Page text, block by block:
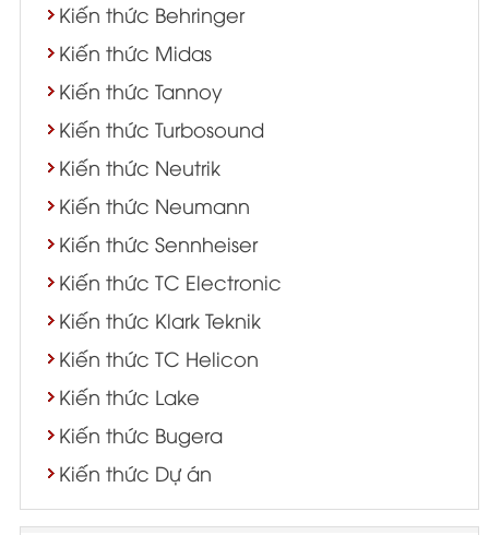
Kiến thức Behringer
Kiến thức Midas
Kiến thức Tannoy
Kiến thức Turbosound
Kiến thức Neutrik
Kiến thức Neumann
Kiến thức Sennheiser
Kiến thức TC Electronic
Kiến thức Klark Teknik
Kiến thức TC Helicon
Kiến thức Lake
Kiến thức Bugera
Kiến thức Dự án